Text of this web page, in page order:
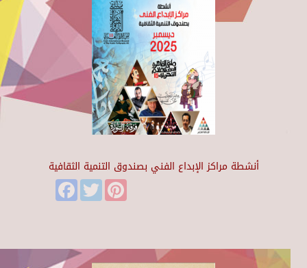
أنشطة مراكز الإبداع الفني بصندوق التنمية الثقافية
FacebookTwitter